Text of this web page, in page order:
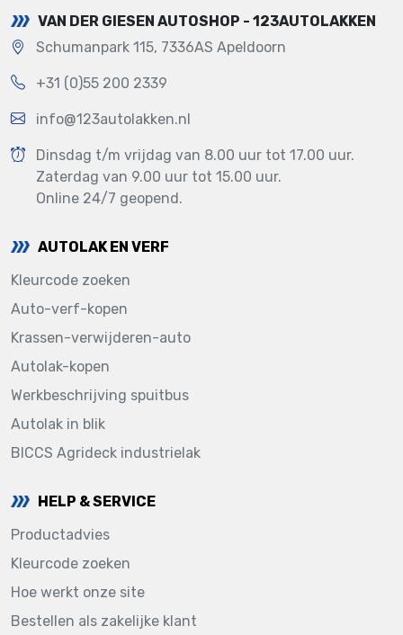
VAN DER GIESEN AUTOSHOP - 123AUTOLAKKEN
Schumanpark 115, 7336AS Apeldoorn
+31 (0)55 200 2339
info@123autolakken.nl
Dinsdag t/m vrijdag van 8.00 uur tot 17.00 uur.
Zaterdag van 9.00 uur tot 15.00 uur.
Online 24/7 geopend.
AUTOLAK EN VERF
Kleurcode zoeken
Auto-verf-kopen
Krassen-verwijderen-auto
Autolak-kopen
Werkbeschrijving spuitbus
Autolak in blik
BICCS Agrideck industrielak
HELP & SERVICE
Productadvies
Kleurcode zoeken
Hoe werkt onze site
Bestellen als zakelijke klant